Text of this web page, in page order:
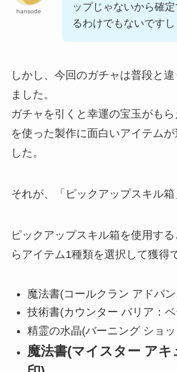
hansode
ップじゃないから確
るわけでもないですし
しかし、今回のガチャは普段と
ました。
ガチャを引くと幸運の宝玉がも
を使った製作に面白いアイテム
した。
それが、「ピックアップスキル箱
ピックアップスキル箱を使用す
らアイテム1種類を選択して獲得
魔法書(コールクラン アドバ
技術書(カウンター バリア：
精霊の水晶(バーニング ショ
魔法書(マイスター アキ